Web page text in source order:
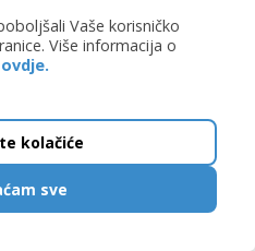
Vaše korisničko
Više informacija o
ovdje.
kolačiće
sve
of the LEGO® Group of companies
these programs or this web site.